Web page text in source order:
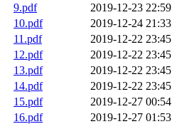
9.pdf
2019-12-23 22:59
10.pdf
2019-12-24 21:33
11.pdf
2019-12-22 23:45
12.pdf
2019-12-22 23:45
13.pdf
2019-12-22 23:45
14.pdf
2019-12-22 23:45
15.pdf
2019-12-27 00:54
16.pdf
2019-12-27 01:53